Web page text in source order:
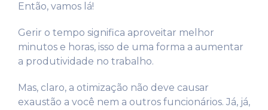
Então, vamos lá!
Gerir o tempo significa aproveitar melhor
minutos e horas, isso de uma forma a aumentar
a produtividade no trabalho.
Mas, claro, a otimização não deve causar
exaustão a você nem a outros funcionários. Já, já,